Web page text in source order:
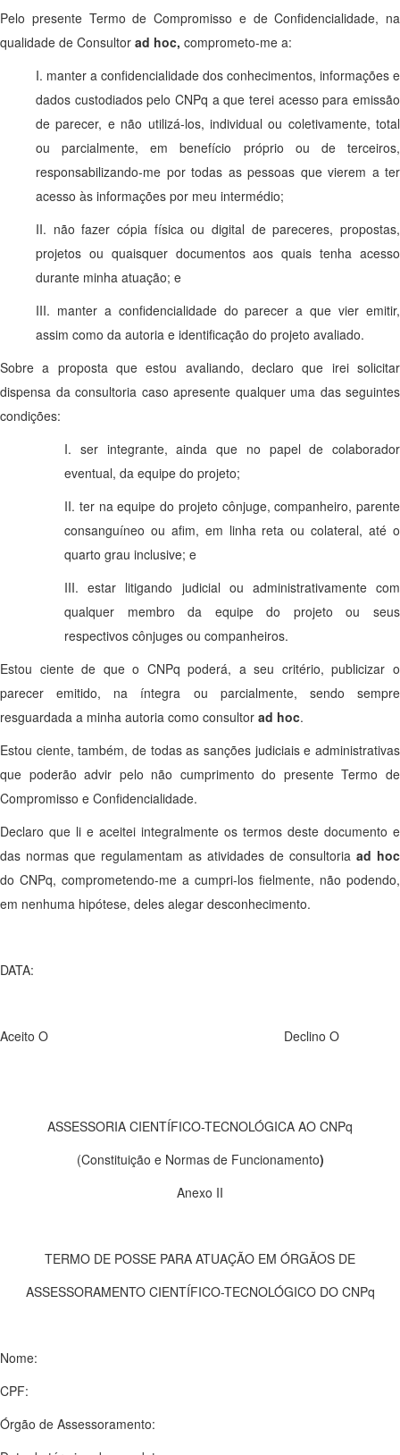
Pelo presente Termo de Compromisso e de Confidencialidade, na
qualidade de Consultor ad hoc, comprometo-me a:
I. manter a confidencialidade dos conhecimentos, informações e
dados custodiados pelo CNPq a que terei acesso para emissão
de parecer, e não utilizá-los, individual ou coletivamente, total
ou parcialmente, em benefício próprio ou de terceiros,
responsabilizando-me por todas as pessoas que vierem a ter
acesso às informações por meu intermédio;
II. não fazer cópia física ou digital de pareceres, propostas,
projetos ou quaisquer documentos aos quais tenha acesso
durante minha atuação; e
III. manter a confidencialidade do parecer a que vier emitir,
assim como da autoria e identificação do projeto avaliado.
Sobre a proposta que estou avaliando, declaro que irei solicitar
dispensa da consultoria caso apresente qualquer uma das seguintes
condições:
I. ser integrante, ainda que no papel de colaborador
eventual, da equipe do projeto;
II. ter na equipe do projeto cônjuge, companheiro, parente
consanguíneo ou afim, em linha reta ou colateral, até o
quarto grau inclusive; e
III. estar litigando judicial ou administrativamente com
qualquer membro da equipe do projeto ou seus
respectivos cônjuges ou companheiros.
Estou ciente de que o CNPq poderá, a seu critério, publicizar o
parecer emitido, na íntegra ou parcialmente, sendo sempre
resguardada a minha autoria como consultor ad hoc.
Estou ciente, também, de todas as sanções judiciais e administrativas
que poderão advir pelo não cumprimento do presente Termo de
Compromisso e Confidencialidade.
Declaro que li e aceitei integralmente os termos deste documento e
das normas que regulamentam as atividades de consultoria ad hoc
do CNPq, comprometendo-me a cumpri-los fielmente, não podendo,
em nenhuma hipótese, deles alegar desconhecimento.
DATA:
Aceito O Declino O
ASSESSORIA CIENTÍFICO-TECNOLÓGICA AO CNPq
(Constituição e Normas de Funcionamento)
Anexo II
TERMO DE POSSE PARA ATUAÇÃO EM ÓRGÃOS DE
ASSESSORAMENTO CIENTÍFICO-TECNOLÓGICO DO CNPq
Nome:
CPF:
Órgão de Assessoramento: